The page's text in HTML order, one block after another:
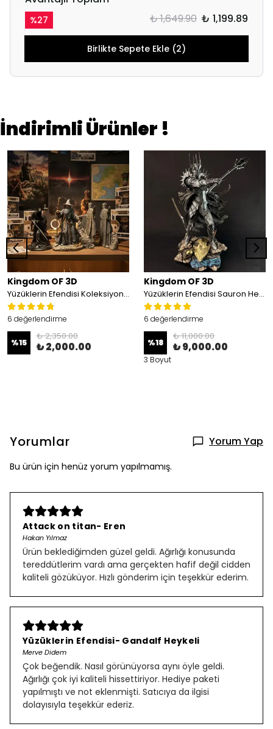
%27 ₺ 1,649.90 ₺ 1,199.89
Birlikte Sepete Ekle (2)
İndirimli Ürünler !
Kingdom OF 3D
Yüzüklerin Efendisi Koleksiyon Seti, 3'lü Set(Argonath Heykelleri, Nazgul, Gandalf)
6 değerlendirme
%15
₺ 2,350.00
₺ 2,000.00
Kingdom OF 3D
Yüzüklerin Efendisi Sauron Heykeli
6 değerlendirme
%18
₺ 11,000.00
₺ 9,000.00
3 Boyut
Yorumlar Yorum Yap
Bu ürün için henüz yorum yapılmamış.
Attack on titan- Eren
Hakan Yılmaz
Ürün beklediğimden güzel geldi. Ağırlığı konusunda
tereddütlerim vardı ama gerçekten hafif değil cidden
kaliteli gözüküyor. Hızlı gönderim için teşekkür ederim.
Yüzüklerin Efendisi- Gandalf Heykeli
Merve Didem
Çok beğendik. Nasıl görünüyorsa aynı öyle geldi.
Ağırlığı çok iyi kaliteli hissettiriyor. Hediye paketi
yapılmıştı ve not eklenmişti. Satıcıya da ilgisi
dolayısıyla teşekkür ederiz.